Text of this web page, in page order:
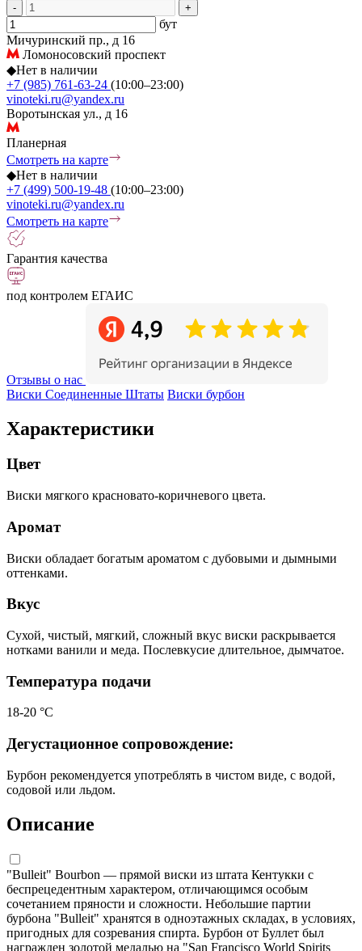
- +
бут
Мичуринский пр., д 16
Ломоносовский проспект
◆Нет в наличии
+7 (985) 761-63-24 (10:00–23:00)
vinoteki.ru@yandex.ru
Воротынская ул., д 16
Планерная
Смотреть на карте
◆Нет в наличии
+7 (499) 500-19-48 (10:00–23:00)
vinoteki.ru@yandex.ru
Смотреть на карте
Гарантия качества
под контролем ЕГАИС
Отзывы о нас
Виски Соединенные Штаты Виски бурбон
Характеристики
Цвет
Виски мягкого красновато-коричневого цвета.
Аромат
Виски обладает богатым ароматом с дубовыми и дымными
оттенками.
Вкус
Сухой, чистый, мягкий, сложный вкус виски раскрывается
нотками ванили и меда. Послевкусие длительное, дымчатое.
Температура подачи
18-20 °С
Дегустационное сопровождение:
Бурбон рекомендуется употреблять в чистом виде, с водой,
содовой или льдом.
Описание
"Bulleit" Bourbon — прямой виски из штата Кентукки с
беспрецедентным характером, отличающимся особым
сочетанием пряности и сложности. Небольшие партии
бурбона "Bulleit" хранятся в одноэтажных складах, в условиях,
пригодных для созревания спирта. Бурбон от Буллет был
награжден золотой медалью на "San Francisco World Spirits